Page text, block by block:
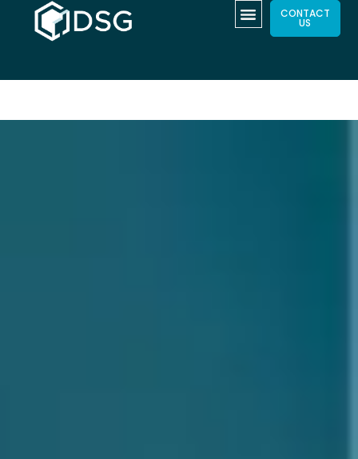
CONTACT
US